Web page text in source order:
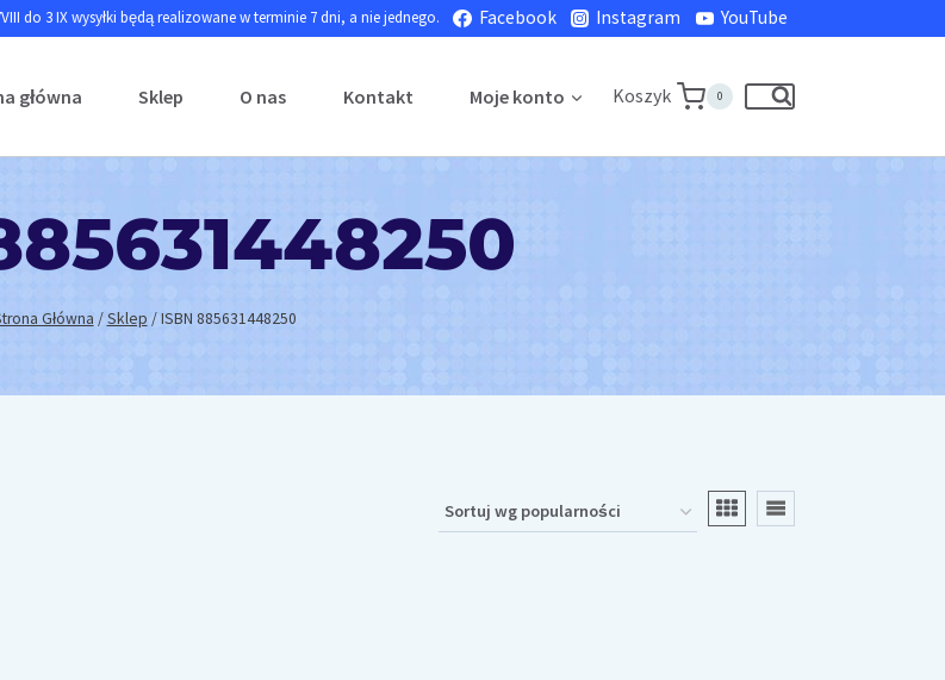
do 3 IX wysyłki będą realizowane w terminie 7 dni, a nie jednego. Facebook Instagram YouTube
główna Sklep O nas Kontakt Moje konto Koszyk 0
Główna / Sklep / ISBN 885631448250